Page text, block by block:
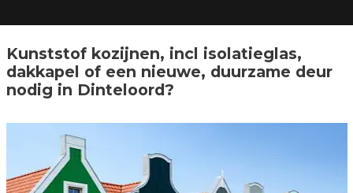
Kunststof kozijnen, incl isolatieglas,
dakkapel of een nieuwe, duurzame deur
nodig in Dinteloord?